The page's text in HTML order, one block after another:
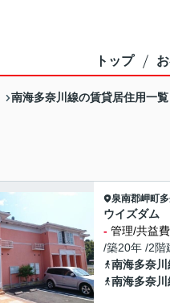
トップ
南海多奈川線の賃貸居住用一覧
泉南郡岬町
ウイズダム
- 管理/共益
/築20年 /2階
南海多奈川
南海多奈川